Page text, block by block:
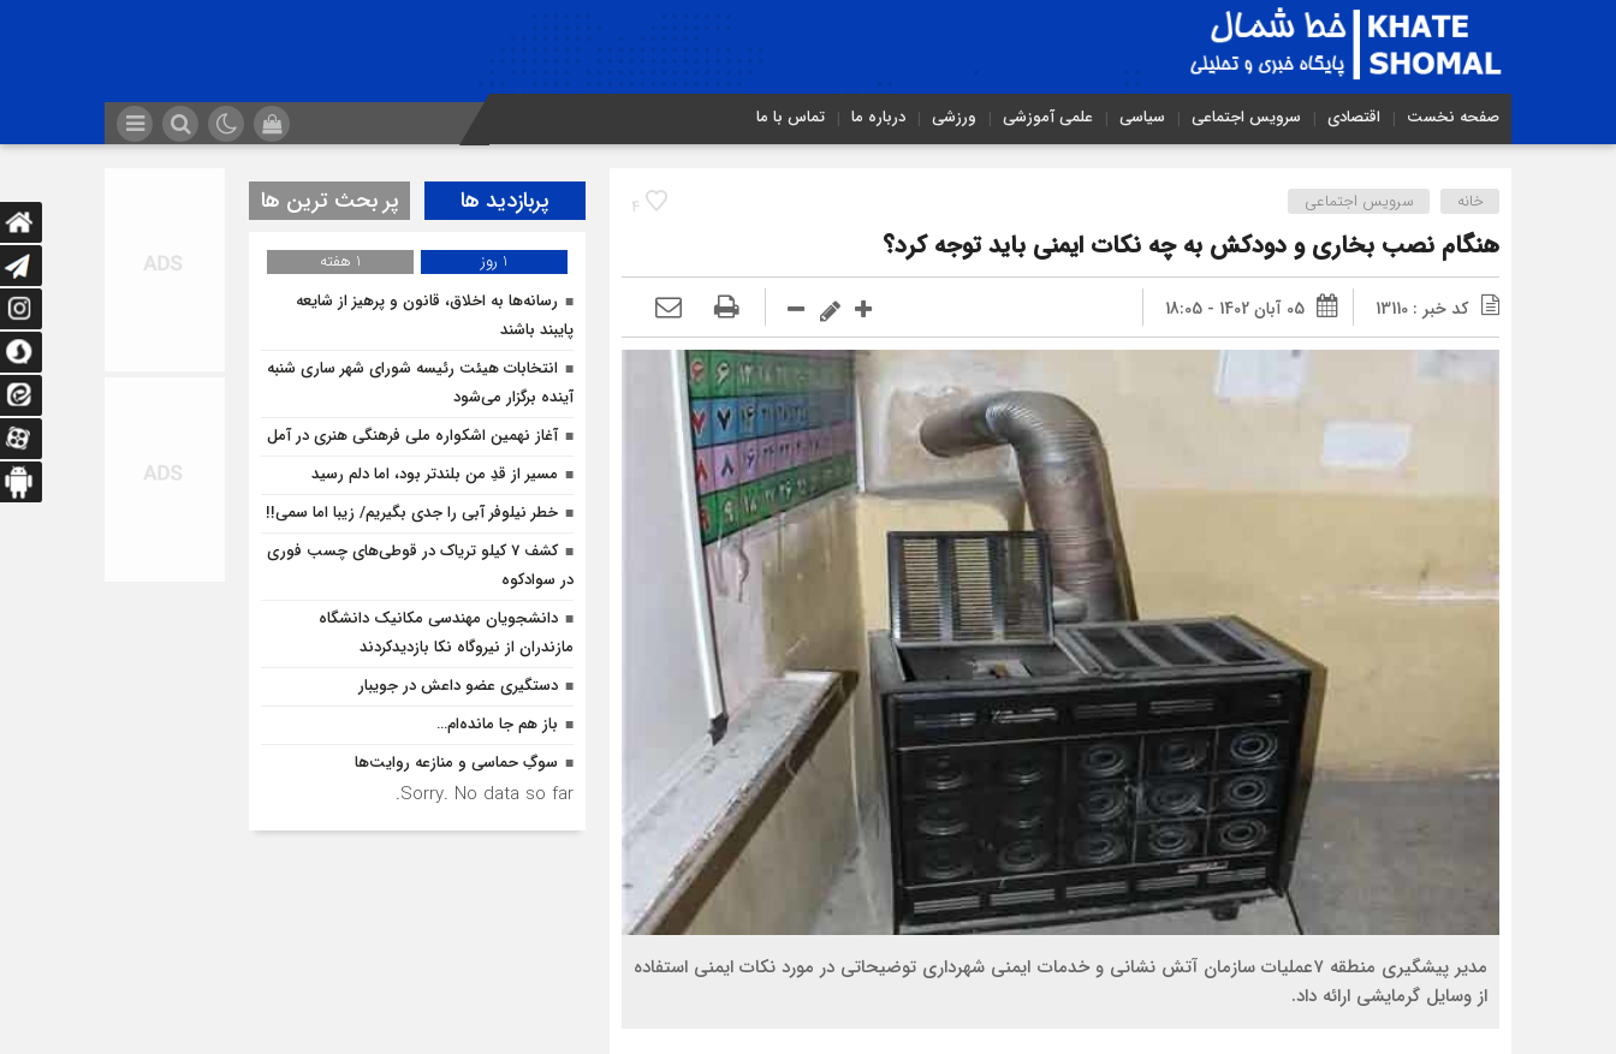
صفحه نخست اقتصادی سرویس اجتماعی سیاسی علمی آموزشی ورزشی درباره ما تماس با ما
4 خانه سرویس اجتماعی
هنگام نصب بخاری و دودکش به چه نکات ایمنی باید توجه کرد؟
کد خبر : 13110 05 آبان 1402 - 18:05
مدیر پیشگیری منطقه ۷عملیات سازمان آتش نشانی و خدمات ایمنی شهرداری توضیحاتی در مورد نکات ایمنی استفاده
از وسایل گرمایشی ارائه داد.
پربازدید ها پر بحث ترین ها
1 روز
1 هفته
رسانه‌ها به اخلاق، قانون و پرهیز از شایعه
پایبند باشند
انتخابات هیئت رئیسه شورای شهر ساری شنبه
آینده برگزار می‌شود
آغاز نهمین اشکواره ملی فرهنگی هنری در آمل
مسیر از قدِ من بلندتر بود، اما دلم رسید
خطر نیلوفر آبی را جدی بگیریم/ زیبا اما سمی!!
کشف 7 کیلو تریاک در قوطی‌‌های چسب فوری
در سوادکوه
دانشجویان مهندسی مکانیک دانشگاه
مازندران از نيروگاه نکا بازديدكردند
دستگیری عضو داعش در جویبار
باز هم جا مانده‌ام…
سوگِ حماسی و منازعه روایت‌ها
Sorry. No data so far.